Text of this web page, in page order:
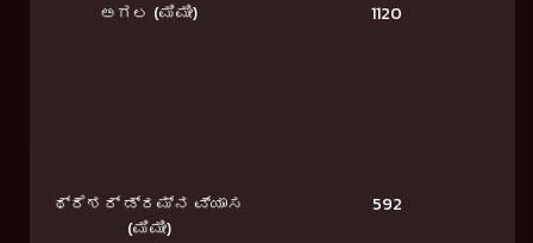
ಅಗಲ (ಮಿಮೀ) 1120
ಥ್ರೆಶರ್ ಡ್ರಮ್ನ ವ್ಯಾಸ
(ಮಿಮೀ)
592